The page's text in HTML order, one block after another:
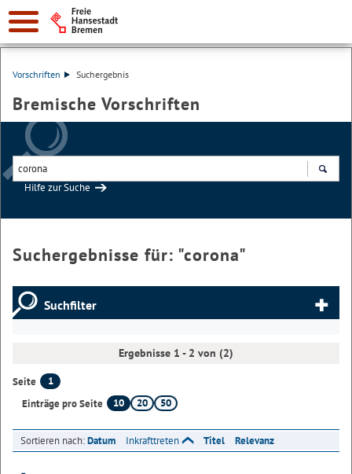
Vorschriften Suchergebnis
Bremische Vorschriften
Hilfe zur Suche
Suchergebnisse für: "corona"
Suchfilter
Ergebnisse 1 - 2 von (2)
Seite
1
Einträge pro Seite
10 20 50
Sortieren nach:Datum Inkrafttreten Titel Relevanz